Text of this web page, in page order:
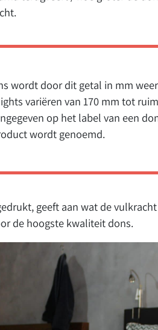
wordt door dit getal in mm
variëren van 170 mm tot
op het label van een
wordt genoemd.
geeft aan wat de
de hoogste kwaliteit dons.